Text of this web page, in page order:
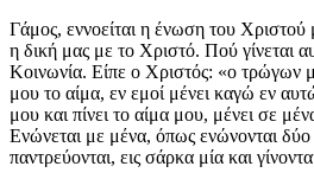
Γάμος, εννοείται η ένωση του
η δική μας με το Χριστό. Πού γίνεται
Κοινωνία. Είπε ο Χριστός: «ο τρώγων
μου το αίμα, εν εμοί μένει καγώ εν
μου και πίνει το αίμα μου, μένει σε
Ενώνεται με μένα, όπως ενώνονται
παντρεύονται, εις σάρκα μία και